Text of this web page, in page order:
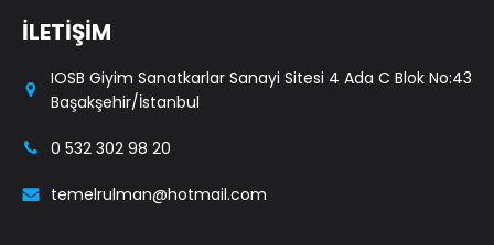
İLETİŞİM
IOSB Giyim Sanatkarlar Sanayi Sitesi 4 Ada C Blok No:43
Başakşehir/İstanbul
0 532 302 98 20
temelrulman@hotmail.com